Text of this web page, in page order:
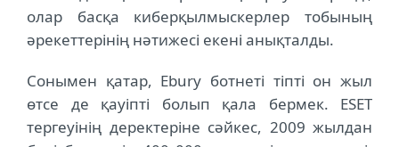
олар басқа киберқылмыскерлер тобының
әрекеттерінің нәтижесі екені анықталды.
Сонымен қатар, Ebury ботнеті тіпті он жыл
өтсе де қауіпті болып қала бермек. ESET
тергеуінің деректеріне сәйкес, 2009 жылдан